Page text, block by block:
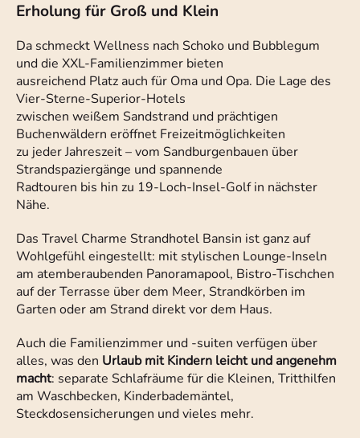
Erholung für Groß und Klein
Da schmeckt Wellness nach Schoko und Bubblegum
und die XXL-Familienzimmer bieten
ausreichend Platz auch für Oma und Opa. Die Lage des
Vier-Sterne-Superior-Hotels
zwischen weißem Sandstrand und prächtigen
Buchenwäldern eröffnet Freizeitmöglichkeiten
zu jeder Jahreszeit – vom Sandburgenbauen über
Strandspaziergänge und spannende
Radtouren bis hin zu 19-Loch-Insel-Golf in nächster
Nähe.
Das Travel Charme Strandhotel Bansin ist ganz auf
Wohlgefühl eingestellt: mit stylischen Lounge-Inseln
am atemberaubenden Panoramapool, Bistro-Tischchen
auf der Terrasse über dem Meer, Strandkörben im
Garten oder am Strand direkt vor dem Haus.
Auch die Familienzimmer und -suiten verfügen über
alles, was den Urlaub mit Kindern leicht und angenehm
macht: separate Schlafräume für die Kleinen, Tritthilfen
am Waschbecken, Kinderbademäntel,
Steckdosensicherungen und vieles mehr.